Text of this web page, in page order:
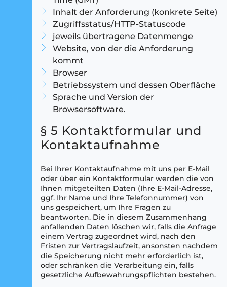
Inhalt der Anforderung (konkrete Seite)
Zugriffsstatus/HTTP-Statuscode
jeweils übertragene Datenmenge
Website, von der die Anforderung
kommt
Browser
Betriebssystem und dessen Oberfläche
Sprache und Version der
Browsersoftware.
§ 5 Kontaktformular und
Kontaktaufnahme
Bei Ihrer Kontaktaufnahme mit uns per E-Mail
oder über ein Kontaktformular werden die von
Ihnen mitgeteilten Daten (Ihre E-Mail-Adresse,
ggf. Ihr Name und Ihre Telefonnummer) von
uns gespeichert, um Ihre Fragen zu
beantworten. Die in diesem Zusammenhang
anfallenden Daten löschen wir, falls die Anfrage
einem Vertrag zugeordnet wird, nach den
Fristen zur Vertragslaufzeit, ansonsten nachdem
die Speicherung nicht mehr erforderlich ist,
oder schränken die Verarbeitung ein, falls
gesetzliche Aufbewahrungspflichten bestehen.